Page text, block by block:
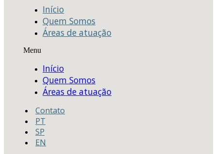
Início
Quem Somos
Áreas de atuação
Menu
Início
Quem Somos
Áreas de atuação
Contato
PT
SP
EN